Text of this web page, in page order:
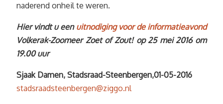
naderend onheil te weren.
Hier vindt u een uitnodiging voor de informatieavond
Volkerak-Zoomeer Zoet of Zout! op 25 mei 2016 om
19.00 uur
Sjaak Damen, Stadsraad-Steenbergen,01-05-2016
stadsraadsteenbergen@ziggo.nl